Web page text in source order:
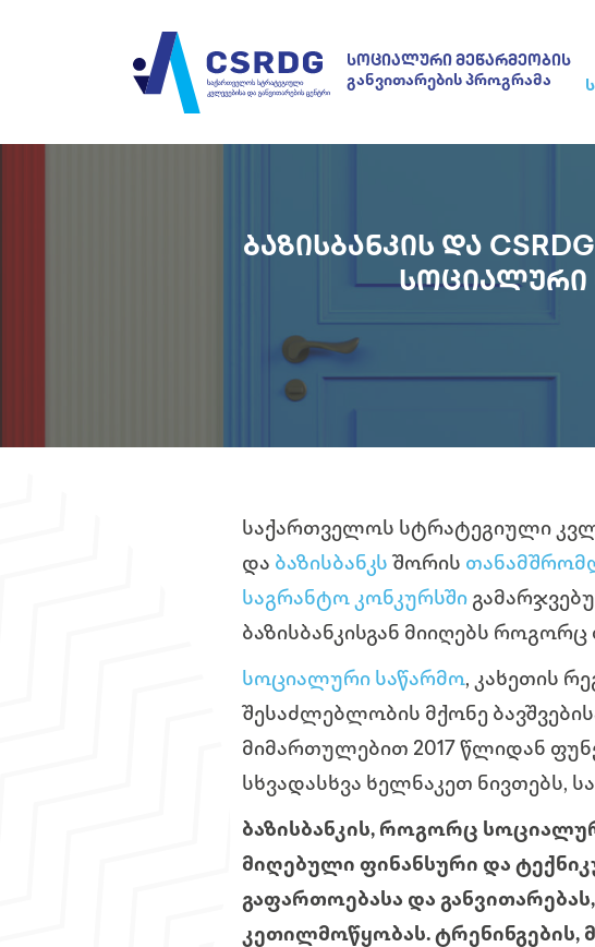
ᲡᲝᲪᲘᲐᲚᲣᲠᲘ ᲛᲔᲬᲐᲠᲛᲔᲝᲑᲘᲡ
განვითარების პროგრამა
ᲑᲐᲖᲘᲡᲑᲐᲜᲙᲘᲡ ᲓᲐ
ᲡᲝᲪᲘᲐᲚᲣᲠᲘ
საქართველოს სტრატეგიული
და ბაზისბანკს შორის
საგრანტო კონკურსში
ბაზისბანკისგან მიიღებს
სოციალური საწარმო, კახეთის
შესაძლებლობის მქონე
მიმართულებით 2017 წლიდან
სხვადასხვა ხელნაკეთ ნივთებს,
ბაზისბანკის, როგორც
მიღებული ფინანსური და
გაფართოებასა და
კეთილმოწყობას. ტრენინგების,